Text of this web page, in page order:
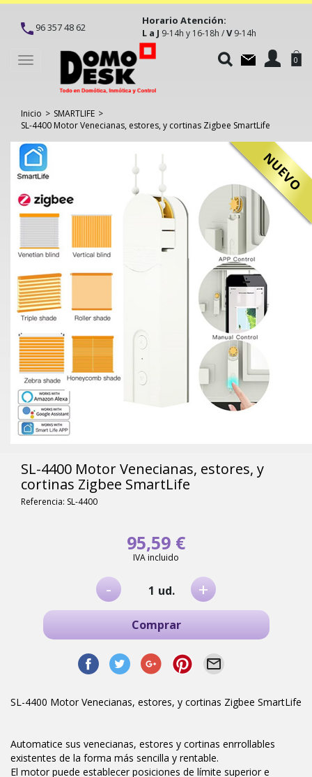
96 357 48 62
Horario Atención:
L a J 9-14h y 16-18h /V9-14h
Toggle
navigation
0
Inicio > SMARTLIFE >
SL-4400 Motor Venecianas, estores, y cortinas Zigbee SmartLife
NUEVO
SL-4400 Motor Venecianas, estores, y
cortinas Zigbee SmartLife
Referencia: SL-4400
95,59 €
IVA incluido
- ud. +
Comprar
SL-4400 Motor Venecianas, estores, y cortinas Zigbee SmartLife
Automatice sus venecianas, estores y cortinas enrrollables
existentes de la forma más sencilla y rentable.
El motor puede establecer posiciones de límite superior e